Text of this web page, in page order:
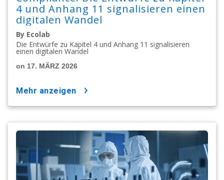
4 und Anhang 11 signalisieren einen
digitalen Wandel
By Ecolab
Die Entwürfe zu Kapitel 4 und Anhang 11 signalisieren
einen digitalen Wandel
on 17. MÄRZ 2026
mehr anzeigen